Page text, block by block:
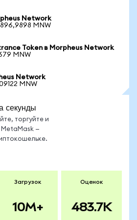
Network
MNW
Token в Morpheus Network
MNW
Network
MNW
секунды
торгуйте и
MetaMask —
Загрузок
10M+
Оценок
483.7K